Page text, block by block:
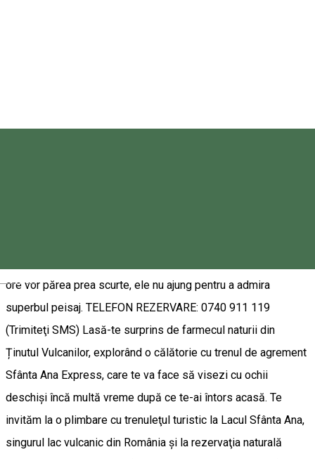
ore vor părea prea scurte, ele nu ajung pentru a admira
superbul peisaj. TELEFON REZERVARE: 0740 911 119
(Trimiteţi SMS) Lasă-te surprins de farmecul naturii din
Ținutul Vulcanilor, explorând o călătorie cu trenul de agrement
Sfânta Ana Express, care te va face să visezi cu ochii
deschişi încă multă vreme după ce te-ai întors acasă. Te
invităm la o plimbare cu trenuleţul turistic la Lacul Sfânta Ana,
singurul lac vulcanic din România şi la rezervaţia naturală